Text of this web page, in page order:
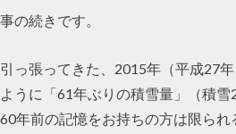
の続きです。
っ張ってきた、2015年（平成27
うに「61年ぶりの積雪量」（積
年前の記憶をお持ちの方は限られ